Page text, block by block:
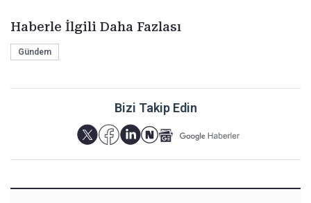
Haberle İlgili Daha Fazlası
Gündem
Bizi Takip Edin